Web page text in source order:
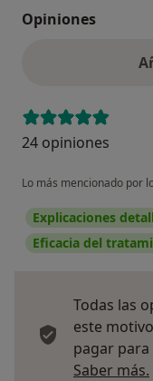
Opiniones
24 opiniones
Lo más mencionado por
Explicaciones
Eficacia del
Todas las
este
pagar
Saber más.